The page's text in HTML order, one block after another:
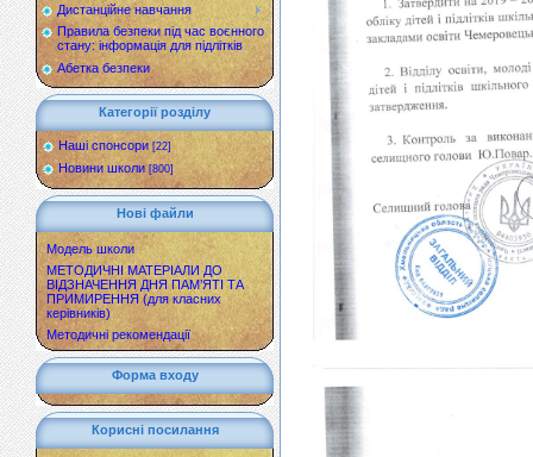
Дистанційне навчання
Правила безпеки під час воєнного
стану: інформація для підлітків
Абетка безпеки
Категорії розділу
Наші спонсори [22]
Новини школи [800]
Нові файли
Модель школи
МЕТОДИЧНІ МАТЕРІАЛИ ДО
ВІДЗНАЧЕННЯ ДНЯ ПАМ’ЯТІ ТА
ПРИМИРЕННЯ (для класних
керівників)
Методичні рекомендації
Форма входу
Корисні посилання